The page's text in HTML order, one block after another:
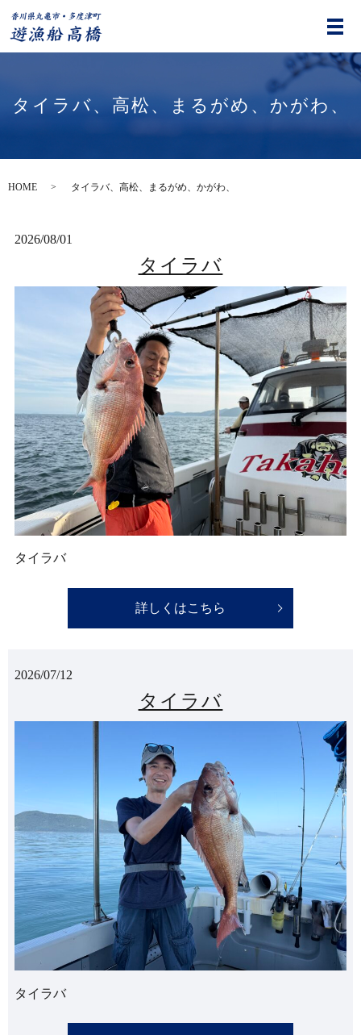
タイラバ、高松、まるがめ、かがわ、
HOME タイラバ、高松、まるがめ、かがわ、
2026/08/01
タイラバ
タイラバ
詳しくはこちら
2026/07/12
タイラバ
タイラバ